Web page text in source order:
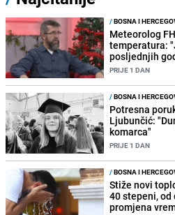
/BOSNA I
Meteorolog
temperatura:
posljednjih
PRIJE 1 DAN
/BOSNA I
Potresna
Ljubunčić:
komarca"
PRIJE 1 DAN
/BOSNA I
Stiže novi
40 stepeni, od
promjena